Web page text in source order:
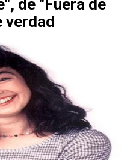
de "Fuera de
verdad